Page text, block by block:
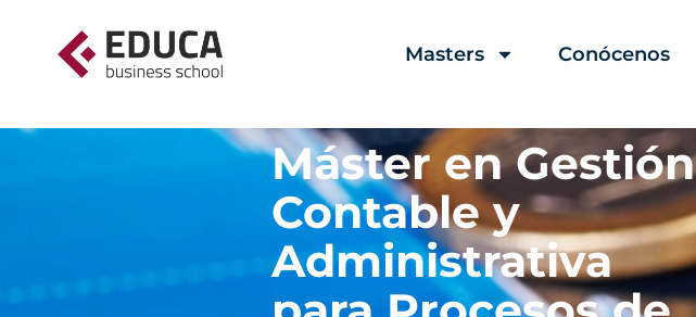
Masters Conócenos
Máster en Gestión
Contable y
Administrativa